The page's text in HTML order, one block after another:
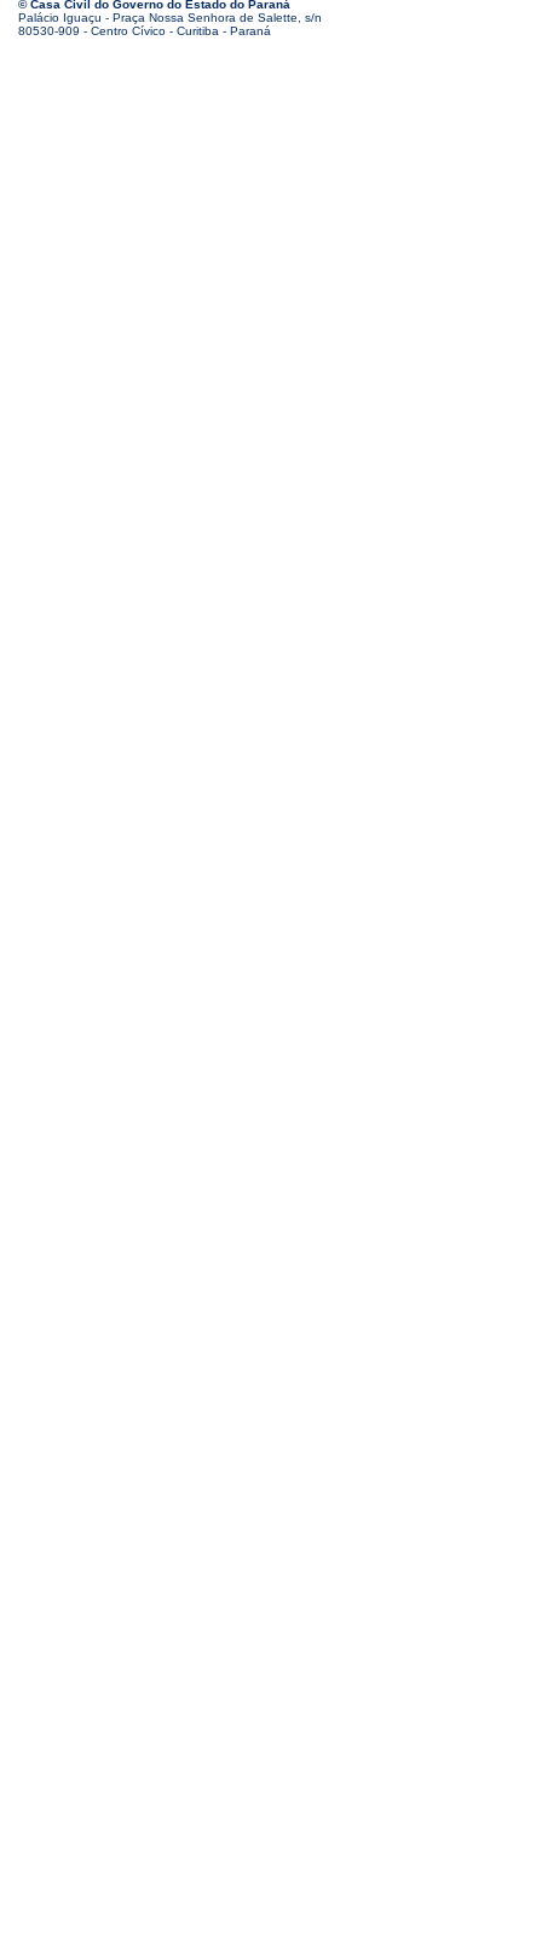
© Casa Civil do Governo do Estado do Paraná
Palácio Iguaçu - Praça Nossa Senhora de Salette, s/n
80530-909 - Centro Cívico - Curitiba - Paraná